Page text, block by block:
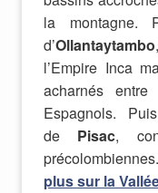
la montagne.
d’Ollantaytambo
l’Empire Inca
acharnés
Espagnols.
de
Pisac,
précolombiennes.
plus sur la